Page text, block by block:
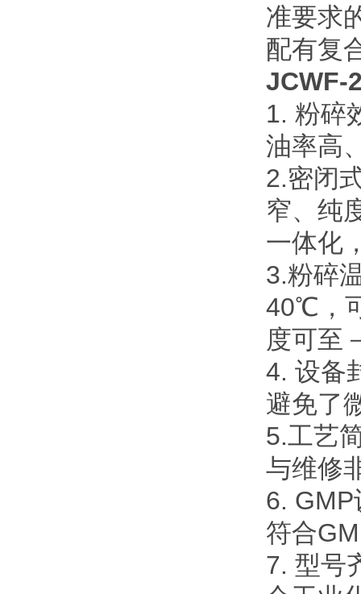
准要求
配有复
JCWF-
1. 粉碎
油率高
2.密闭
窄、纯
一体化
3.粉碎
40℃，
度可至
4. 设备
避免了
5.工艺
与维修
6.
符合
7. 型号